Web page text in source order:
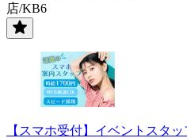
店/KB6
【スマホ受付】イベントスタ